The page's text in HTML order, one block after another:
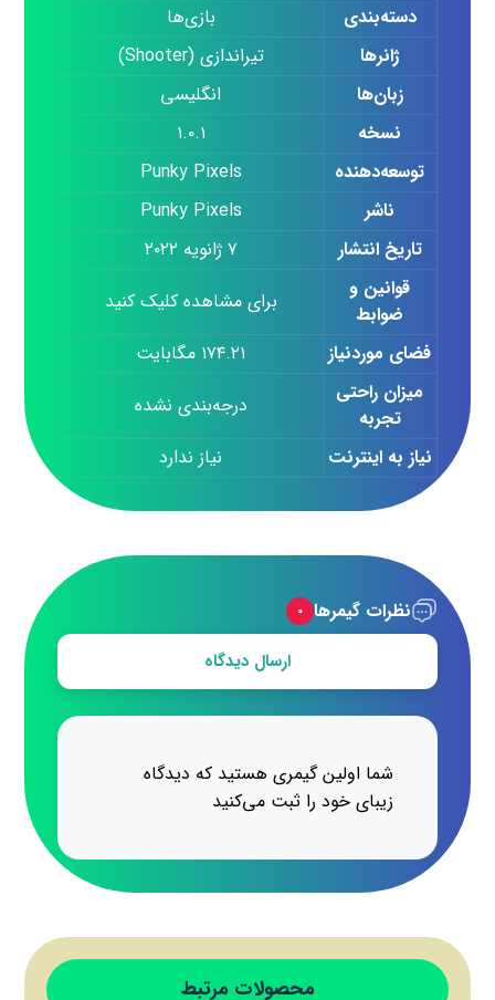
دسته‌بندی
بازی‌ها
ژانرها
تیراندازی (Shooter)
زبان‌ها
انگلیسی
نسخه
۱.۰.۱
توسعه‌دهنده
Punky Pixels
ناشر
Punky Pixels
تاریخ انتشار
۷ ژانویه ۲۰۲۲
قوانین و
ضوابط
برای مشاهده کلیک کنید
فضای موردنیاز
۱۷۴.۲۱ مگابایت
میزان راحتی
تجربه
درجه‌بندی نشده
نیاز به اینترنت
نیاز ندارد
نظرات گیمرها ۰
ارسال دیدگاه
شما اولین گیمری هستید که دیدگاه
زیبای خود را ثبت می‌کنید
محصولات مرتبط